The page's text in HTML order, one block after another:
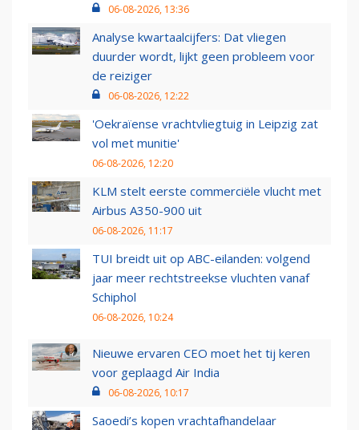
06-08-2026, 13:36
Analyse kwartaalcijfers: Dat vliegen
duurder wordt, lijkt geen probleem voor
de reiziger
06-08-2026, 12:22
'Oekraïense vrachtvliegtuig in Leipzig zat
vol met munitie'
06-08-2026, 12:20
KLM stelt eerste commerciële vlucht met
Airbus A350-900 uit
06-08-2026, 11:17
TUI breidt uit op ABC-eilanden: volgend
jaar meer rechtstreekse vluchten vanaf
Schiphol
06-08-2026, 10:24
Nieuwe ervaren CEO moet het tij keren
voor geplaagd Air India
06-08-2026, 10:17
Saoedi’s kopen vrachtafhandelaar